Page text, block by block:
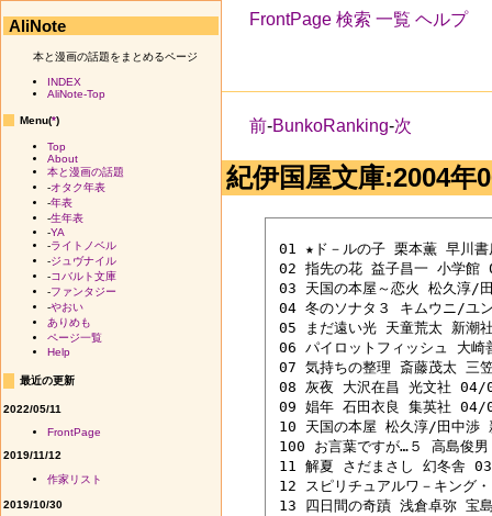
FrontPage 検索 一覧 ヘルプ
前-BunkoRanking-次
紀伊国屋文庫:2004年
01 ★ド－ルの子 栗本薫 早川
02 指先の花 益子昌一 小学
03 天国の本屋～恋火 松久淳
04 冬のソナタ３ キムウニ/ユ
05 まだ遠い光 天童荒太 新
06 パイロットフィッシュ 大
07 気持ちの整理 斎藤茂太
08 灰夜 大沢在昌 光文社
09 娼年 石田衣良 集英社
10 天国の本屋 松久淳/田中
100 お言葉ですが…５ 高島俊
11 解夏 さだまさし 幻冬舎
12 スピリチュアルワ－キン
13 四日間の奇蹟 浅倉卓弥
AliNote
本と漫画の話題をまとめるページ
INDEX
AliNote-Top
Menu(*)
Top
About
本と漫画の話題
-オタク年表
-年表
-生年表
-YA
-ライトノベル
-ジュヴナイル
-コバルト文庫
-ファンタジー
-やおい
ありめも
ページ一覧
Help
最近の更新
2022/05/11
FrontPage
2019/11/12
作家リスト
2019/10/30